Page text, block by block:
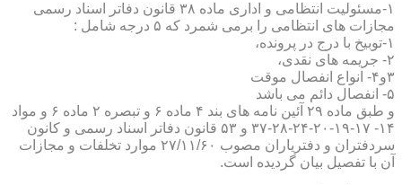
۱-مسئولیت انتظامی و اداری ماده ۳۸ قانون دفاتر اسناد رسمی
مجازات های انتظامی را برمی شمرد که ۵ درجه شامل :
۱-توبیخ با درج در پرونده،
۲- جریمه های نقدی،
۳و۴- انواع انفصال موقت
۵- انفصال دائم می باشد
و طبق ماده ۲۹ آئین نامه های بند ۴ ماده ۶ و تبصره ۲ ماده ۶ و مواد
۱۴- ۱۷-۱۹-۲۰-۲۴-۲۸-۳۷ و ۵۳ قانون دفاتر اسناد رسمی و کانون
سردفتران و دفتریاران مصوب ۲۷/۱۱/۶۰ موارد تخلفات و مجازات
آن با تفصیل بیان گردیده است.